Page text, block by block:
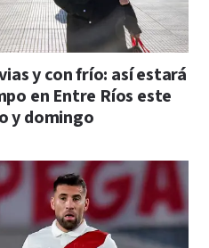
y con frío: así estará
en Entre Ríos este
y domingo